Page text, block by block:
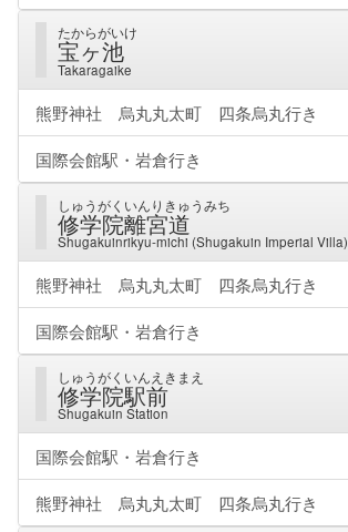
たからがいけ
宝ヶ池
Takaragaike
熊野神社 烏丸丸太町 四条烏丸行き
国際会館駅・岩倉行き
しゅうがくいんりきゅうみち
修学院離宮道
Shugakuinrikyu-michi (Shugakuin Imperial Villa)
熊野神社 烏丸丸太町 四条烏丸行き
国際会館駅・岩倉行き
しゅうがくいんえきまえ
修学院駅前
Shugakuin Station
国際会館駅・岩倉行き
熊野神社 烏丸丸太町 四条烏丸行き